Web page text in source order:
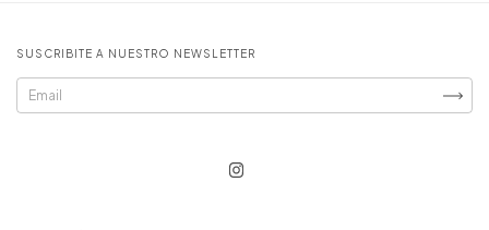
SUSCRIBITE A NUESTRO NEWSLETTER